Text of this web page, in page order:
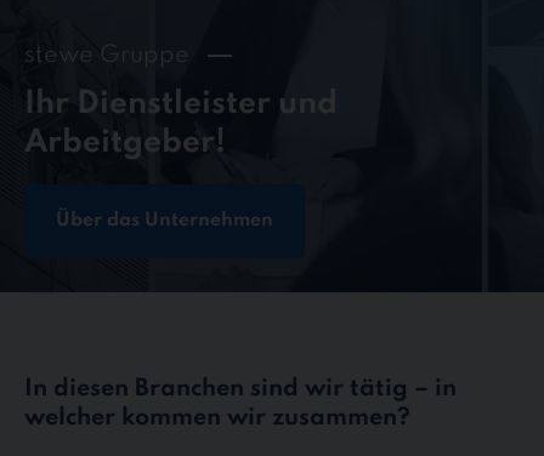
stewe Gruppe
Ihr Dienstleister und
Arbeitgeber!
Über das Unternehmen
In diesen Branchen sind wir tätig – in
welcher kommen wir zusammen?